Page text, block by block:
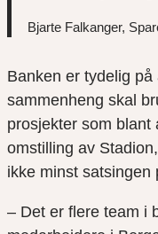
Bjarte Falkanger,
Banken er tydelig
sammenheng skal
prosjekter som blant
omstilling av
ikke minst satsingen
– Det er flere team i